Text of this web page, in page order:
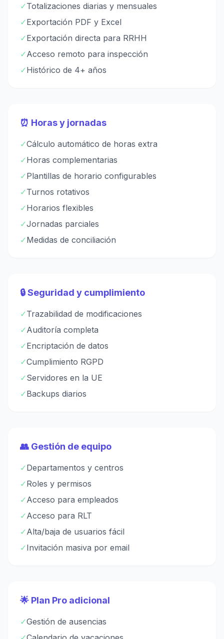
✓Totalizaciones diarias y mensuales
✓Exportación PDF y Excel
✓Exportación directa para RRHH
✓Acceso remoto para inspección
✓Histórico de 4+ años
⏰ Horas y jornadas
✓Cálculo automático de horas extra
✓Horas complementarias
✓Plantillas de horario configurables
✓Turnos rotativos
✓Horarios flexibles
✓Jornadas parciales
✓Medidas de conciliación
🔒 Seguridad y cumplimiento
✓Trazabilidad de modificaciones
✓Auditoría completa
✓Encriptación de datos
✓Cumplimiento RGPD
✓Servidores en la UE
✓Backups diarios
👥 Gestión de equipo
✓Departamentos y centros
✓Roles y permisos
✓Acceso para empleados
✓Acceso para RLT
✓Alta/baja de usuarios fácil
✓Invitación masiva por email
🌟 Plan Pro adicional
✓Gestión de ausencias